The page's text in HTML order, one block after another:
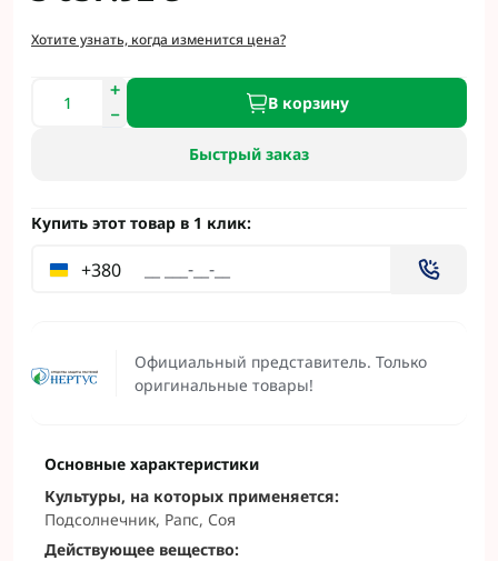
Официальный представитель. Только
оригинальные товары!
Хотите узнать, когда изменится цена?
В корзину
Быстрый заказ
Купить этот товар в 1 клик:
+380
Основные характеристики
Культуры, на которых применяется:
Подсолнечник, Рапс, Соя
Действующее вещество: